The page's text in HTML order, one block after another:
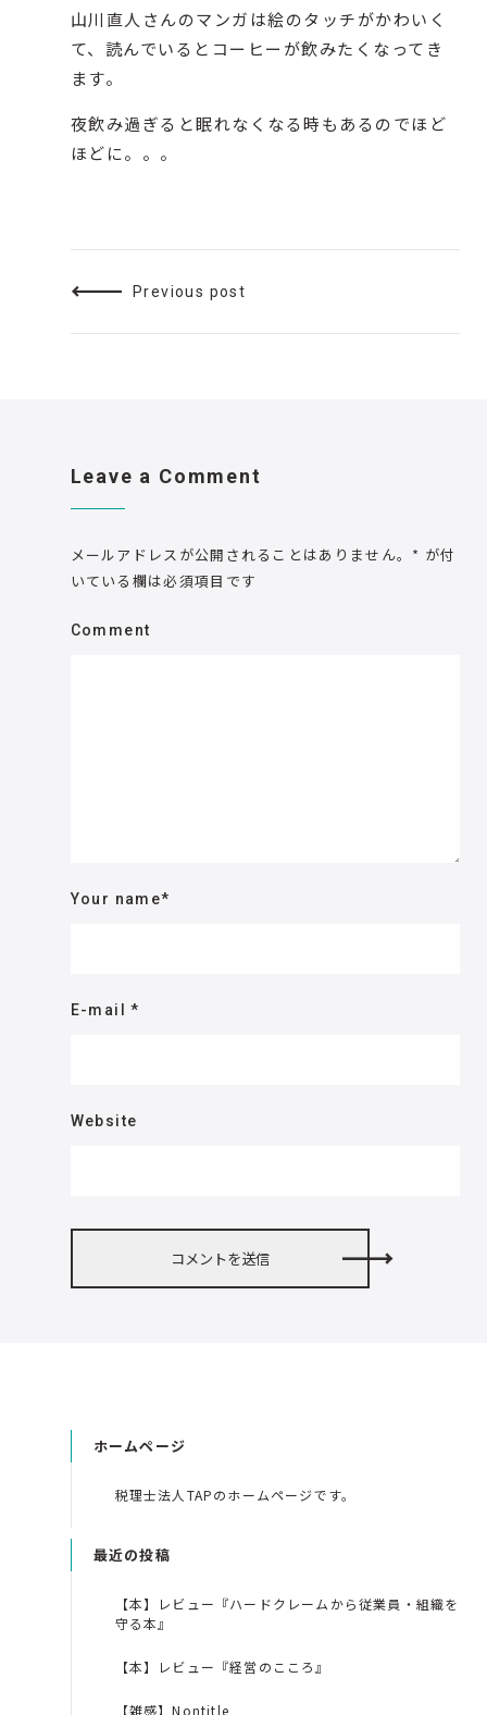
山川直人さんのマンガ は絵のタッチがかわいく
て、読んでいるとコーヒーが飲みたくなってき
ます。
夜飲み過ぎると眠れなくなる時もあるのでほど
ほどに。。。
Previous post
Leave a Comment
メールアドレスが公開されることはありません。 * が付
いている欄は必須項目です
Comment
Your name*
E-mail*
Website
ホームページ
税理士法人TAPのホームページです。
最近の投稿
【本】レビュー『ハードクレームから従業員・組織を
守る本』
【本】レビュー『経営のこころ』
【雑感】Nontitle